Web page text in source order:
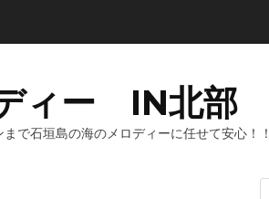
ィー IN北部
で石垣島の海のメロディーに任せて安心！！